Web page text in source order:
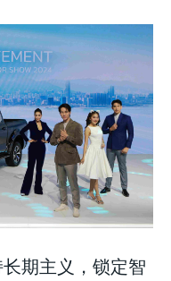
期主义，锁定智